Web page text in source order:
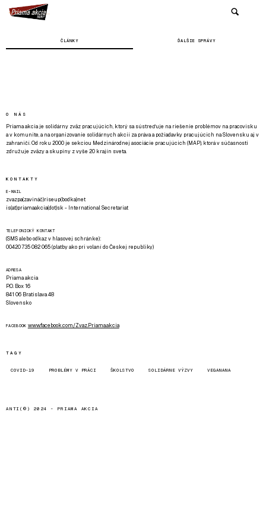
ČLÁNKY ĎALŠIE SPRÁVY
O NÁS
Priama akcia je solidárny zväz pracujúcich, ktorý sa sústreďuje na riešenie problémov na pracovisku
a v komunite, a na organizovanie solidárnych akcií za práva a požiadavky pracujúcich na Slovensku aj v
zahraničí. Od roku 2000 je sekciou Medzinárodnej asociácie pracujúcich (MAP), ktorá v súčasnosti
združuje zväzy a skupiny z vyše 20 krajín sveta.
KONTAKTY
E-MAIL
zvazpa(zavináč)riseup(bodka)net
is(at)priamaakcia(dot)sk - International Secretariat
TELEFONICKÝ KONTAKT
(SMS alebo odkaz v hlasovej schránke):
00420 735 082 065 (platby ako pri volaní do Českej republiky)
ADRESA
Priama akcia
P.O. Box 16
841 06 Bratislava 48
Slovensko
FACEBOOK www.facebook.com/Zvaz.Priama.akcia
TAGY
COVID-19 PROBLÉMY V PRÁCI ŠKOLSTVO SOLIDÁRNE VÝZVY VEGANANA
ANTI(©) 2024 - PRIAMA AKCIA